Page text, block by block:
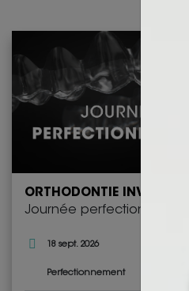
ORTHODONTIE INVISIBLE
Journée perfectionnement
18 sept. 2026
Perfectionnement